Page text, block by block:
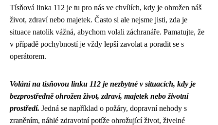
Tísňová linka 112 je tu pro nás ve chvílích, kdy je ohrožen náš
život, zdraví nebo majetek. Často si ale nejsme jisti, zda je
situace natolik vážná, abychom volali záchranáře. Pamatujte, že
v případě pochybností je vždy lepší zavolat a poradit se s
operátorem.
Volání na tísňovou linku 112 je nezbytné v situacích, kdy je
bezprostředně ohrožen život, zdraví, majetek nebo životní
prostředí. Jedná se například o požáry, dopravní nehody s
zraněním, náhlé zdravotní potíže ohrožující život, živelné